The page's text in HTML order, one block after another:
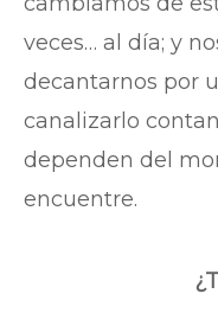
veces… al día; y
decantarnos por
canalizarlo
dependen del
encuentre.